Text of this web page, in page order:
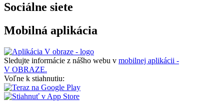
Sociálne siete
Mobilná aplikácia
Sledujte informácie z nášho webu v mobilnej aplikácii -
V OBRAZE.
Voľne k stiahnutiu: